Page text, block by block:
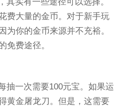
其实有一些途径可以选择。
费大量的金币。对于新手玩
为你的金币来源并不充裕。
免费途径。
抽一次需要100元宝。如果运
黄金屠龙刀。但是，这需要